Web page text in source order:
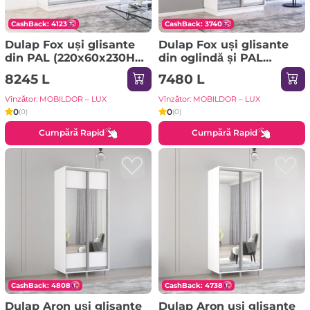
CashBack: 4123
Dulap Fox uși glisante
din PAL (220x60x230H
cm) Sonoma
8245 L
Vînzător: MOBILDOR – LUX
0(0)
Cumpără Rapid
CashBack: 3740
Dulap Fox uși glisante
din oglindă și PAL
(170x60x220H cm)
Sonoma
7480 L
Vînzător: MOBILDOR – LUX
0(0)
Cumpără Rapid
CashBack: 4808
Dulap Aron uși glisante
CashBack: 4738
Dulap Aron uși glisante